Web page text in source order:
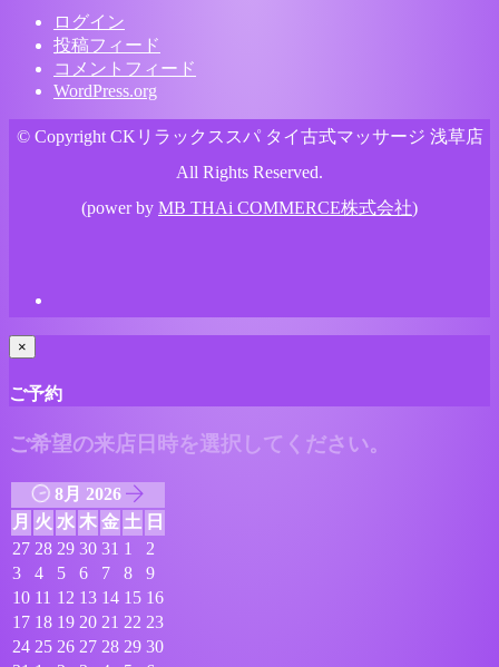
ログイン
投稿フィード
コメントフィード
WordPress.org
© Copyright CKリラックススパ タイ古式マッサージ 浅草店
All Rights Reserved.
(power by MB THAi COMMERCE株式会社)
×
ご予約
ご希望の来店日時を選択してください。
8月 2026
月 火 水 木 金 土 日
27 28 29 30 31 1
2
3
4 5 6 7 8
9
10 11 12 13 14 15 16
17 18 19 20 21 22 23
24 25 26 27 28 29 30